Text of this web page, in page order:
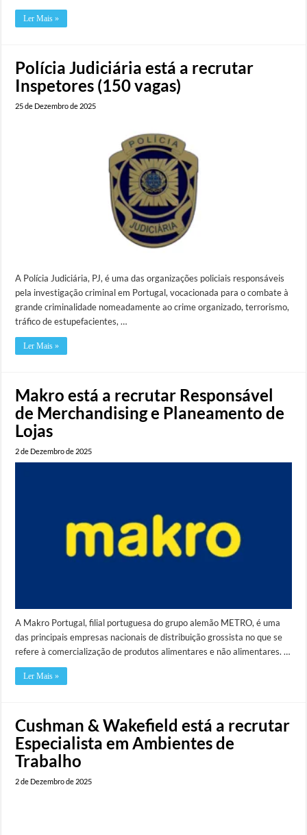
Ler Mais »
Polícia Judiciária está a recrutar
Inspetores (150 vagas)
25 de Dezembro de 2025
A Polícia Judiciária, PJ, é uma das organizações policiais responsáveis
pela investigação criminal em Portugal, vocacionada para o combate à
grande criminalidade nomeadamente ao crime organizado, terrorismo,
tráfico de estupefacientes, …
Ler Mais »
Makro está a recrutar Responsável
de Merchandising e Planeamento de
Lojas
2 de Dezembro de 2025
A Makro Portugal, filial portuguesa do grupo alemão METRO, é uma
das principais empresas nacionais de distribuição grossista no que se
refere à comercialização de produtos alimentares e não alimentares. …
Ler Mais »
Cushman & Wakefield está a recrutar
Especialista em Ambientes de
Trabalho
2 de Dezembro de 2025